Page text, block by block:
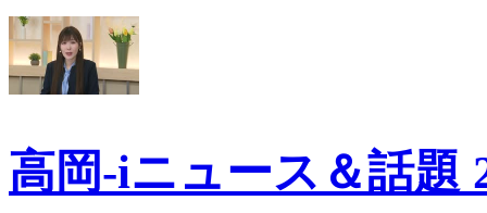
高岡-iニュース＆話題